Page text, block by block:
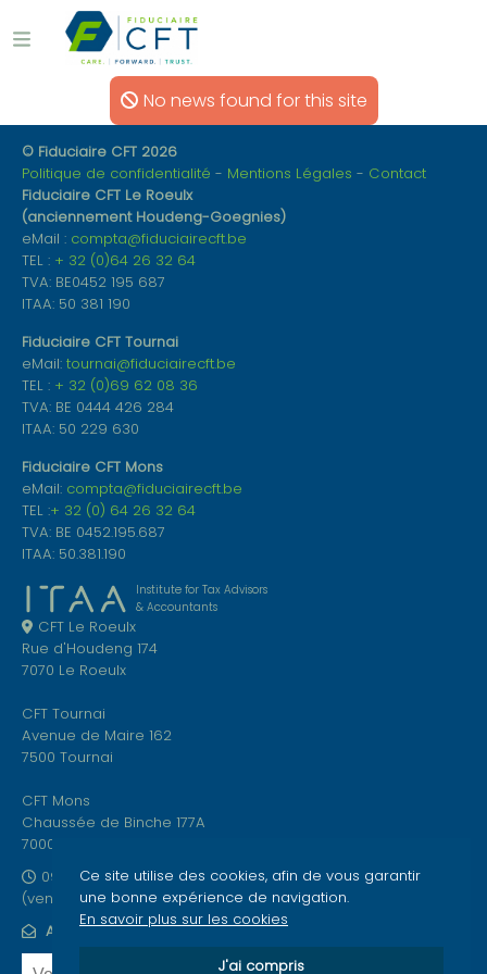
No news found for this site
© Fiduciaire CFT 2026
Politique de confidentialité
Mentions Légales
Contact
Fiduciaire CFT Le Roeulx
(anciennement Houdeng-Goegnies)
eMail : compta@fiduciairecft.be
TEL : + 32 (0)64 26 32 64
TVA: BE0452 195 687
ITAA: 50 381 190
Fiduciaire CFT Tournai
eMail: tournai@fiduciairecft.be
TEL : + 32 (0)69 62 08 36
TVA: BE 0444 426 284
ITAA: 50 229 630
Fiduciaire CFT Mons
eMail: compta@fiduciairecft.be
TEL :+ 32 (0) 64 26 32 64
TVA: BE 0452.195.687
ITAA: 50.381.190
Institute for Tax Advisors
& Accountants
CFT Le Roeulx
Rue d'Houdeng 174
7070 Le Roeulx
CFT Tournai
Avenue de Maire 162
7500 Tournai
CFT Mons
Chaussée de Binche 177A
7000 Mons
09h00-12h00 et 13h00-17h00
(vendredi jusque 15h00)
ABONNEZ-VOUS À NOTRE NEWSLETTER
Ce site utilise des cookies, afin de vous garantir
une bonne expérience de navigation.
En savoir plus sur les cookies
J'ai compris